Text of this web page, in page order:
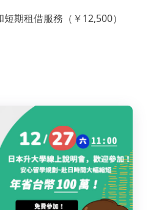
期租借服務（￥12,500）